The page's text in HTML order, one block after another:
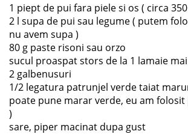
1 piept de pui fara piele si os ( circa
2 l supa de pui sau legume ( putem
nu avem supa )
80 g paste risoni sau orzo
sucul proaspat stors de la 1 lamaie
2 galbenusuri
1/2 legatura patrunjel verde taiat
poate pune marar verde, eu am
)
sare, piper macinat dupa gust